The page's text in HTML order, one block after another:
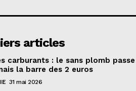
articles
carburants : le sans plomb passe
la barre des 2 euros
31 mai 2026